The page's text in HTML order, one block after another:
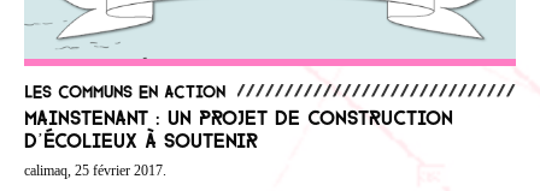
Les communs en action
Mainstenant : un projet de construction
d’écolieux à soutenir
calimaq, 25 février 2017.